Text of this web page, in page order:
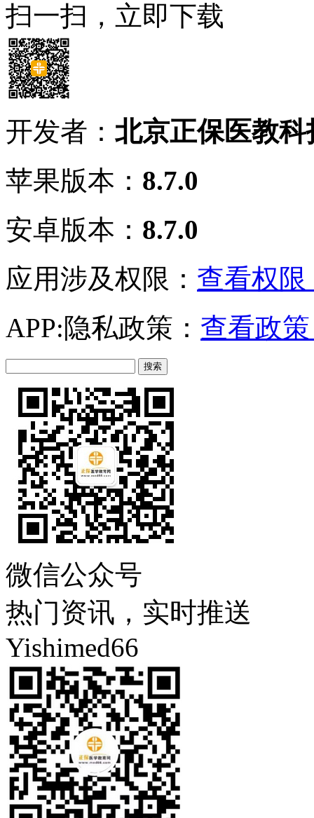
扫一扫，立即下载
开发者： 北京正保医教
苹果版本： 8.7.0
安卓版本： 8.7.0
应用涉及权限： 查看权限
APP:隐私政策： 查看政
微信公众号
热门资讯，实时推送
Yishimed66